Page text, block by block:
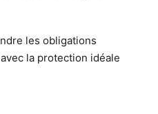
les obligations
la protection idéale